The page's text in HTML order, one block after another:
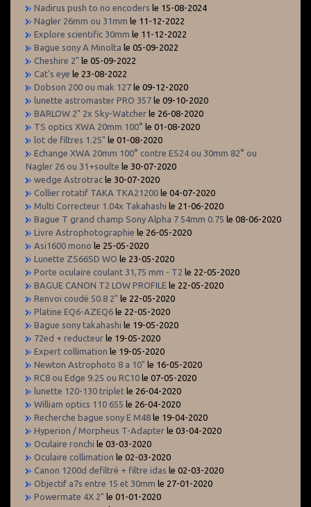
Nadirus push to no encoders le 15-08-2024
Nagler 26mm ou 31mm le 11-12-2022
Explore scientific 30mm le 11-12-2022
Bague sony A Minolta le 05-09-2022
Cheshire 2" le 05-09-2022
Cat's eye le 23-08-2022
Dobson 200 ou mak 127 le 09-12-2020
lunette astromaster PRO 357 le 09-10-2020
BARLOW 2" 2x Sky-Watcher le 26-08-2020
TS optics XWA 20mm 100° le 01-08-2020
lot de filtres 1.25" le 01-08-2020
Echange XWA 20mm 100° contre ES24 ou 30mm 82° ou
Nagler 26 ou 31+soulte le 30-07-2020
wedge Astrotrac le 30-07-2020
Collier rotatif TAKA TKA21200 le 04-07-2020
Multi Correcteur 1.04x Takahashi le 21-06-2020
Bague T grand champ Sony Alpha 7 54mm 0.75 le 08-06-2020
Livre Astrophotographie le 26-05-2020
Asi1600 mono le 25-05-2020
Lunette ZS66SD WO le 23-05-2020
Porte oculaire coulant 31,75 mm - T2 le 22-05-2020
BAGUE CANON T2 LOW PROFILE le 22-05-2020
Renvoi coudé 50.8 2" le 22-05-2020
Platine EQ6-AZEQ6 le 22-05-2020
Bague sony takahashi le 19-05-2020
72ed + reducteur le 19-05-2020
Expert collimation le 19-05-2020
Newton Astrophoto 8 a 10" le 16-05-2020
RC8 ou Edge 9.25 ou RC10 le 07-05-2020
lunette 120-130 triplet le 26-04-2020
William optics 110 655 le 26-04-2020
Recherche bague sony E M48 le 19-04-2020
Hyperion / Morpheus T-Adapter le 03-04-2020
Oculaire ronchi le 03-03-2020
Oculaire collimation le 02-03-2020
Canon 1200d defiltré + filtre idas le 02-03-2020
Objectif a7s entre 15 et 30mm le 27-01-2020
Powermate 4X 2" le 01-01-2020